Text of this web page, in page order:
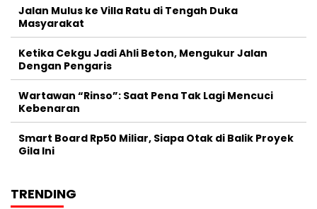
Jalan Mulus ke Villa Ratu di Tengah Duka
Masyarakat
Ketika Cekgu Jadi Ahli Beton, Mengukur Jalan
Dengan Pengaris
Wartawan “Rinso”: Saat Pena Tak Lagi Mencuci
Kebenaran
Smart Board Rp50 Miliar, Siapa Otak di Balik Proyek
Gila Ini
TRENDING